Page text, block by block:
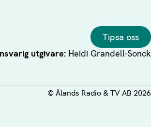
Tipsa oss
utgivare: Heidi Grandell-Sonck
©Ålands Radio & TV AB 2026